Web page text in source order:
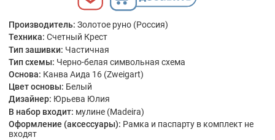
Производитель: Золотое руно (Россия)
Техника: Счетный Крест
Тип зашивки: Частичная
Тип схемы: Черно-белая символьная схема
Основа: Канва Аида 16 (Zweigart)
Цвет основы: Белый
Дизайнер: Юрьева Юлия
В набор входит: мулине (Madeira)
Оформление (аксессуары): Рамка и паспарту в комплект не
входят